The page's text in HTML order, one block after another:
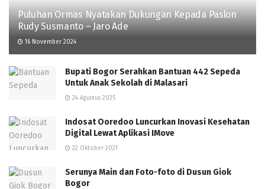
Puluhan Ormas Nyatakan Dukungan Kepada Paslon
Rudy Susmanto – Jaro Ade
16 November 2024
Bupati Bogor Serahkan Bantuan 442 Sepeda
Untuk Anak Sekolah di Malasari
24 Agustus 2025
Indosat Ooredoo Luncurkan Inovasi Kesehatan
Digital Lewat Aplikasi IMove
22 Oktober 2021
Serunya Main dan Foto-foto di Dusun Giok
Bogor